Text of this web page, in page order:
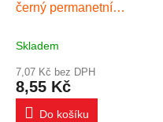
černý permanetní
Skladem
7,07 Kč bez DPH
8,55 Kč
Do košíku